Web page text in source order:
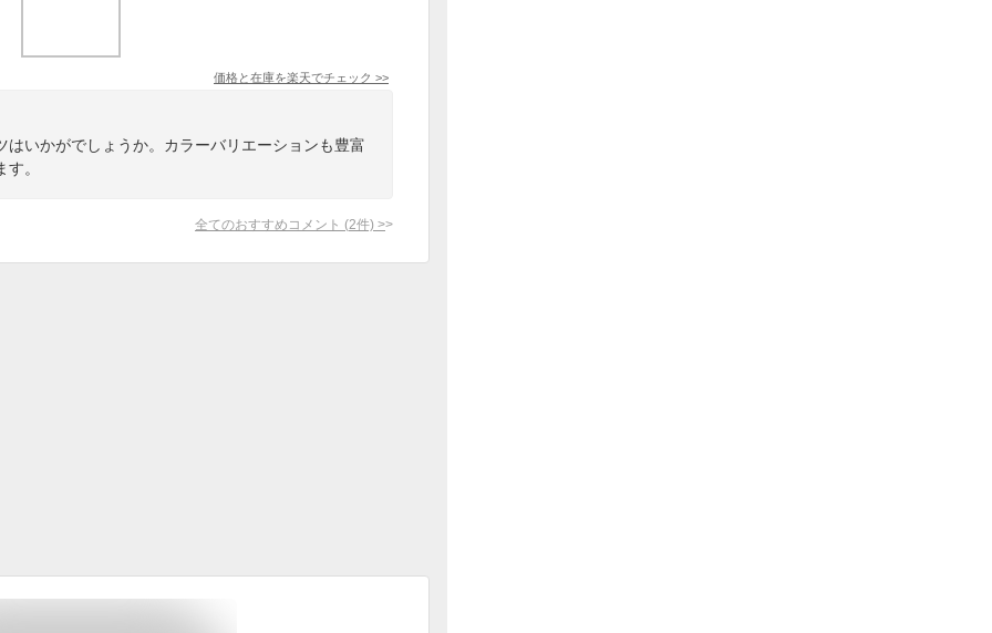
価格と在庫を楽天でチェック >>
はいかがでしょうか。カラーバリエーションも豊富
。
全てのおすすめコメント (2件) >